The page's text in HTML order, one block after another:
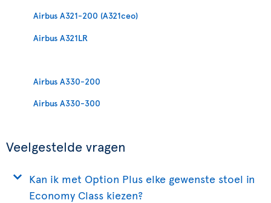
Airbus A321-200 (A321ceo)
Airbus A321LR
Airbus A330-200
Airbus A330-300
Veelgestelde vragen
Kan ik met Option Plus elke gewenste stoel in
Economy Class kiezen?